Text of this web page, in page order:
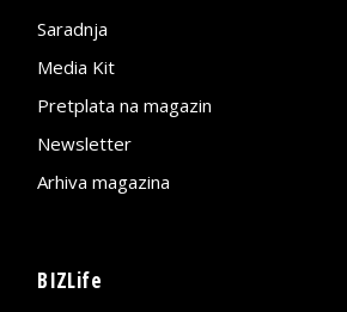
Saradnja
Media Kit
Pretplata na magazin
Newsletter
Arhiva magazina
BIZLife